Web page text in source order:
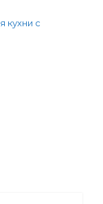
кухни с